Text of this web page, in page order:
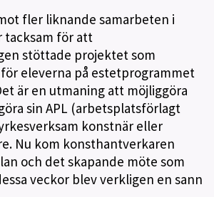
fler liknande samarbeten i
tacksam för att
stöttade projektet som
eleverna på estetprogrammet
är en utmaning att möjliggöra
sin APL (arbetsplatsförlagt
konstnär eller
Nu kom konsthantverkaren
och det skapande möte som
veckor blev verkligen en sann